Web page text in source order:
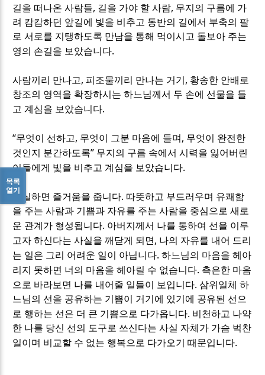
길을 떠나온 사람들, 길을 가야 할 사람, 무지의 구름에 가
려 캄캄하던 앞길에 빛을 비추고 동반의 길에서 부축의 팔
로 서로를 지탱하도록 만남을 통해 먹이시고 돌보아 주는
영의 손길을 보았습니다.
사람끼리 만나고, 피조물끼리 만나는 거기 , 황송한 안배로
창조의 영역을 확장하시는 하느님께서 두 손에 선물을 들
고 계심을 보았습니다.
“무엇이 선하고, 무엇이 그분 마음에 들며 , 무엇이 완전한
것인지 분간하도록” 무지의 구름 속에서 시력을 잃어버린
이들에게 빛을 비추고 계심을 보았습니다.
진실하면 즐거움을 줍니다. 따뜻하고 부드러우며 유쾌함
을 주는 사람과 기쁨과 자유를 주는 사람을 중심으로 새로
운 관계가 형성됩니다. 아버지께서 나를 통하여 선을 이루
고자 하신다는 사실을 깨닫게 되면 , 나의 자유를 내어 드리
는 일은 그리 어려운 일이 아닙니다.하느님의 마음을 헤아
리지 못하면 너의 마음을 헤아릴 수 없습니다. 측은한 마음
으로 바라보면 나를 내어줄 일들이 보입니다.삼위일체 하
느님의 선을 공유하는 기쁨이 거기에 있기에 공유된 선으
로 행하는 선은 더 큰 기쁨으로 다가옵니다. 비천하고 나약
한 나를 당신 선의 도구로 쓰신다는 사실 자체가 가슴 벅찬
일이며 비교할 수 없는 행복으로 다가오기 때문입니다.
목록
열기